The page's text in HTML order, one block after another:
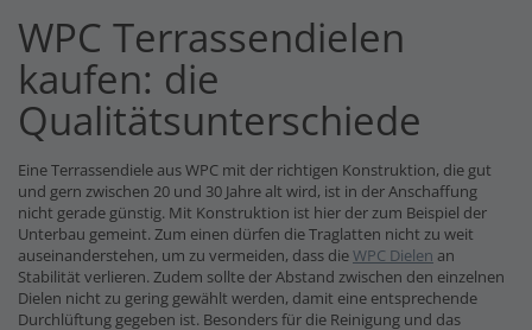
WPC Terrassendielen
kaufen: die
Qualitätsunterschiede
Eine Terrassendiele aus WPC mit der richtigen Konstruktion, die gut
und gern zwischen 20 und 30 Jahre alt wird, ist in der Anschaffung
nicht gerade günstig. Mit Konstruktion ist hier der zum Beispiel der
Unterbau gemeint. Zum einen dürfen die Traglatten nicht zu weit
auseinanderstehen, um zu vermeiden, dass dieWPC Dielen an
Stabilität verlieren. Zudem sollte der Abstand zwischen den einzelnen
Dielen nicht zu gering gewählt werden, damit eine entsprechende
Durchlüftung gegeben ist. Besonders für die Reinigung und das